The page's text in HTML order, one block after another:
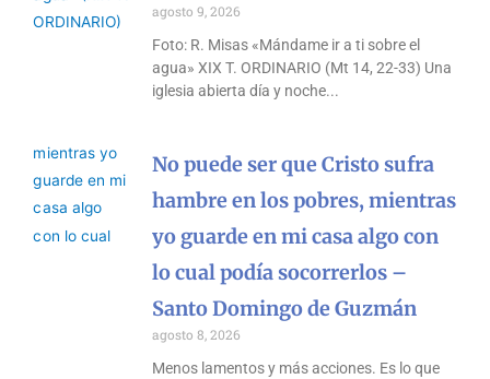
agosto 9, 2026
Foto: R. Misas «Mándame ir a ti sobre el
agua» XIX T. ORDINARIO (Mt 14, 22-33) Una
iglesia abierta día y noche
No puede ser que Cristo sufra
hambre en los pobres, mientras
yo guarde en mi casa algo con
lo cual podía socorrerlos –
Santo Domingo de Guzmán
agosto 8, 2026
Menos lamentos y más acciones. Es lo que